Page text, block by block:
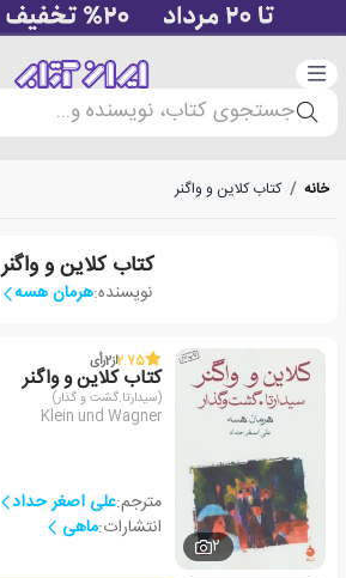
دسته‌بندی
جستجوی کتاب، نویسنده و...
خانه / کتاب کلاین و واگنر
کتاب کلاین و واگنر
نویسنده:هرمان هسه
2
2.75از2رأی
کتاب کلاین و واگنر
(سیدارتا.گشت و گذار)
Klein und Wagner
مترجم:علی اصغر حداد
انتشارات:ماهی